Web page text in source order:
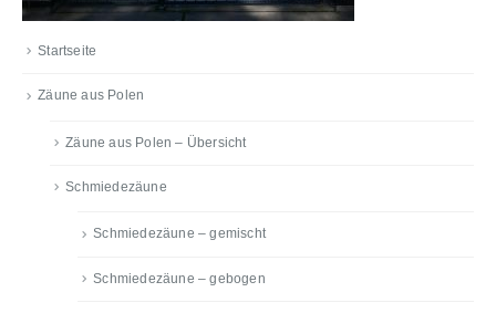
Startseite
Zäune aus Polen
Zäune aus Polen – Übersicht
Schmiedezäune
Schmiedezäune – gemischt
Schmiedezäune – gebogen